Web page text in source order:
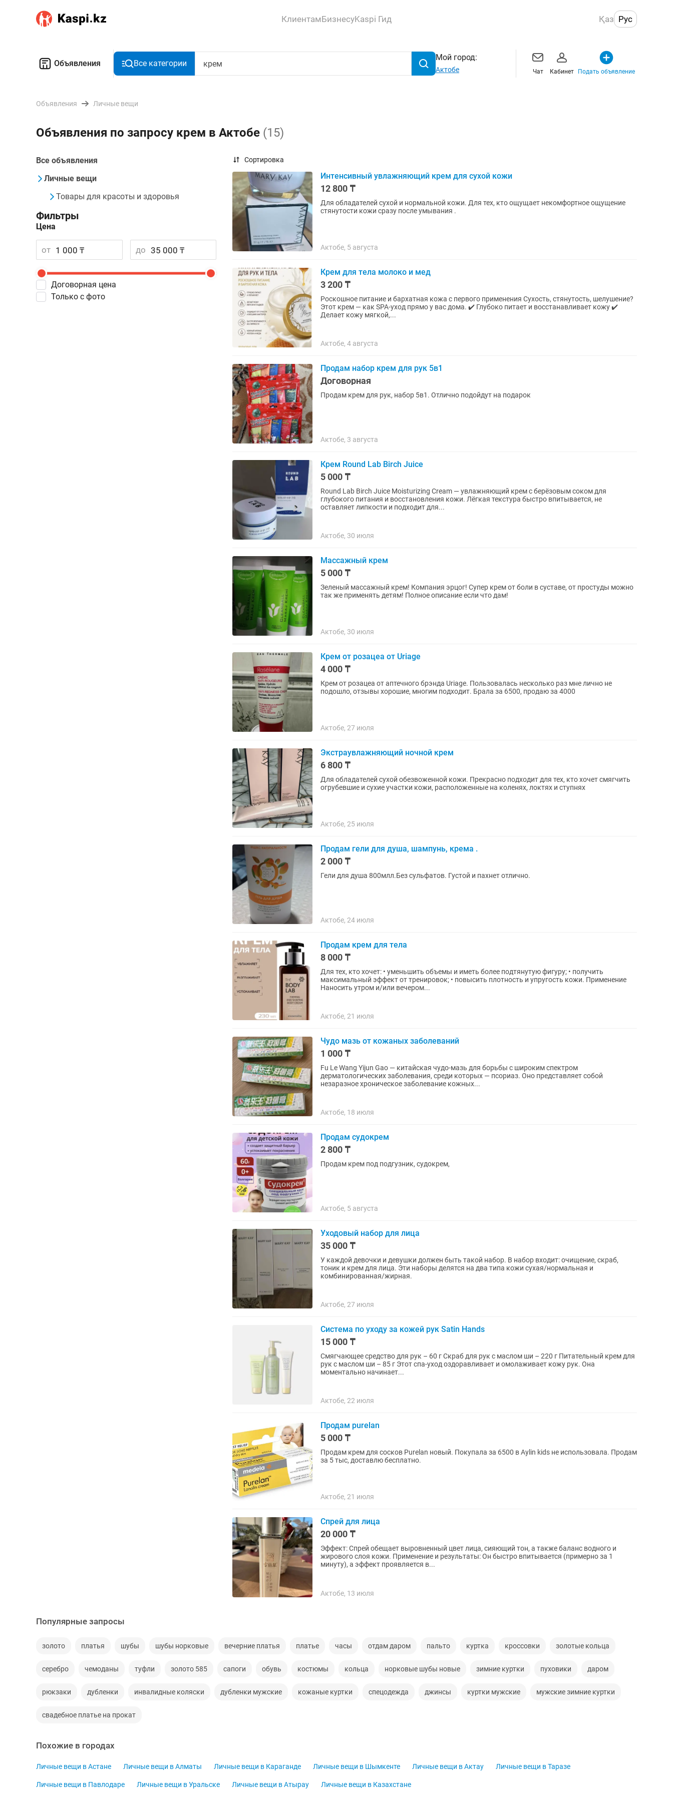
КлиентамБизнесуKaspi Гид Қаз Рус
Объявления Все категории
Мой город:
Актобе Чат Кабинет Подать объявление
Объявления Личные вещи
Объявления по запросу крем в Актобе (15)
Все объявления
Личные вещи
Товары для красоты и здоровья
Фильтры
Цена
от до
Договорная цена
Только с фото
Сортировка
Интенсивный увлажняющий крем для сухой кожи
12 800 ₸
Для обладателей сухой и нормальной кожи. Для тех, кто ощущает некомфортное ощущение
стянутости кожи сразу после умывания .
Актобе, 5 августа
Крем для тела молоко и мед
3 200 ₸
Роскошное питание и бархатная кожа с первого применения Сухость, стянутость, шелушение?
Этот крем — как SPA-уход прямо у вас дома. ✔️ Глубоко питает и восстанавливает кожу ✔️
Делает кожу мягкой,...
Актобе, 4 августа
Продам набор крем для рук 5в1
Договорная
Продам крем для рук, набор 5в1. Отлично подойдут на подарок
Актобе, 3 августа
Крем Round Lab Birch Juice
5 000 ₸
Round Lab Birch Juice Moisturizing Cream — увлажняющий крем с берёзовым соком для
глубокого питания и восстановления кожи. Лёгкая текстура быстро впитывается, не
оставляет липкости и подходит для...
Актобе, 30 июля
Массажный крем
5 000 ₸
Зеленый массажный крем! Компания эрцог! Супер крем от боли в суставе, от простуды можно
так же применять детям! Полное описание если что дам!
Актобе, 30 июля
Крем от розацеа от Uriage
4 000 ₸
Крем от розацеа от аптечного брэнда Uriage. Пользовалась несколько раз мне лично не
подошло, отзывы хорошие, многим подходит. Брала за 6500, продаю за 4000
Актобе, 27 июля
Экстраувлажняющий ночной крем
6 800 ₸
Для обладателей сухой обезвоженной кожи. Прекрасно подходит для тех, кто хочет смягчить
огрубевшие и сухие участки кожи, расположенные на коленях, локтях и ступнях
Актобе, 25 июля
Продам гели для душа, шампунь, крема .
2 000 ₸
Гели для душа 800млл.Без сульфатов. Густой и пахнет отлично.
Актобе, 24 июля
Продам крем для тела
8 000 ₸
Для тех, кто хочет: • уменьшить объемы и иметь более подтянутую фигуру; • получить
максимальный эффект от тренировок; • повысить плотность и упругость кожи. Применение
Наносить утром и/или вечером...
Актобе, 21 июля
Чудо мазь от кожаных заболеваний
1 000 ₸
Fu Le Wang Yijun Gao — китайская чудо-мазь для борьбы с широким спектром
дерматологических заболевания, среди которых — псориаз. Оно представляет собой
незаразное хроническое заболевание кожных...
Актобе, 18 июля
Продам судокрем
2 800 ₸
Продам крем под подгузник, судокрем,
Актобе, 5 августа
Уходовый набор для лица
35 000 ₸
У каждой девочки и девушки должен быть такой набор. В набор входит: очищение, скраб,
тоник и крем для лица. Эти наборы делятся на два типа кожи сухая/нормальная и
комбинированная/жирная.
Актобе, 27 июля
Система по уходу за кожей рук Satin Hands
15 000 ₸
Смягчающее средство для рук – 60 г Скраб для рук с маслом ши – 220 г Питательный крем для
рук с маслом ши – 85 г Этот спа-уход оздоравливает и омолаживает кожу рук. Она
моментально начинает...
Актобе, 22 июля
Продам purelan
5 000 ₸
Продам крем для сосков Purelan новый. Покупала за 6500 в Aylin kids не использовала. Продам
за 5 тыс, доставлю бесплатно.
Актобе, 21 июля
Спрей для лица
20 000 ₸
Эффект: Спрей обещает выровненный цвет лица, сияющий тон, а также баланс водного и
жирового слоя кожи. Применение и результаты: Он быстро впитывается (примерно за 1
минуту), а эффект проявляется в...
Актобе, 13 июля
Популярные запросы
золото платья шубы шубы норковые вечерние платья платье часы отдам даром пальто куртка кроссовки золотые кольца
серебро чемоданы туфли золото 585 сапоги обувь костюмы кольца норковые шубы новые зимние куртки пуховики даром
рюкзаки дубленки инвалидные коляски дубленки мужские кожаные куртки спецодежда джинсы куртки мужские мужские зимние куртки
свадебное платье на прокат
Похожие в городах
Личные вещи в Астане Личные вещи в Алматы Личные вещи в Караганде Личные вещи в Шымкенте Личные вещи в Актау Личные вещи в Таразе
Личные вещи в Павлодаре Личные вещи в Уральске Личные вещи в Атырау Личные вещи в Казахстане